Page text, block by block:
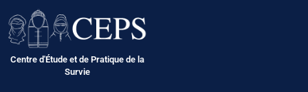
au
contenu
Centre d'Étude et de Pratique de la
Survie